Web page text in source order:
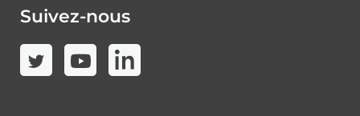
Suivez-nous